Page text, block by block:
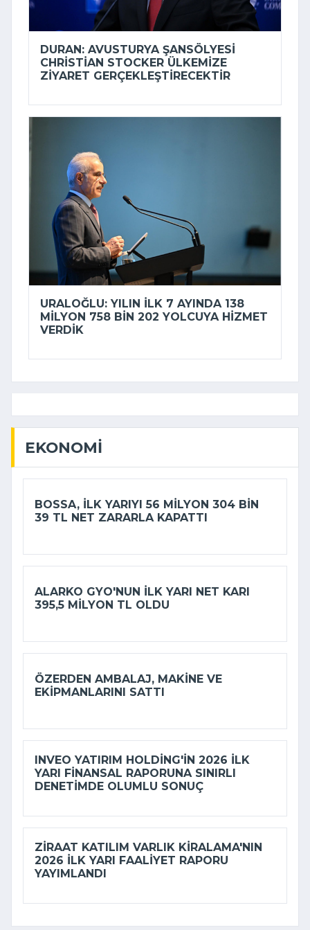
DURAN: AVUSTURYA ŞANSÖLYESI
CHRISTIAN STOCKER ÜLKEMIZE
ZIYARET GERÇEKLEŞTIRECEKTIR
URALOĞLU: YILIN ILK 7 AYINDA 138
MILYON 758 BIN 202 YOLCUYA HIZMET
VERDIK
EKONOMI
BOSSA, ILK YARIYI 56 MILYON 304 BIN
39 TL NET ZARARLA KAPATTI
ALARKO GYO'NUN ILK YARI NET KARI
395,5 MILYON TL OLDU
ÖZERDEN AMBALAJ, MAKINE VE
EKIPMANLARINI SATTI
INVEO YATIRIM HOLDING'IN 2026 ILK
YARI FINANSAL RAPORUNA SINIRLI
DENETIMDE OLUMLU SONUÇ
ZIRAAT KATILIM VARLIK KIRALAMA'NIN
2026 ILK YARI FAALIYET RAPORU
YAYIMLANDI